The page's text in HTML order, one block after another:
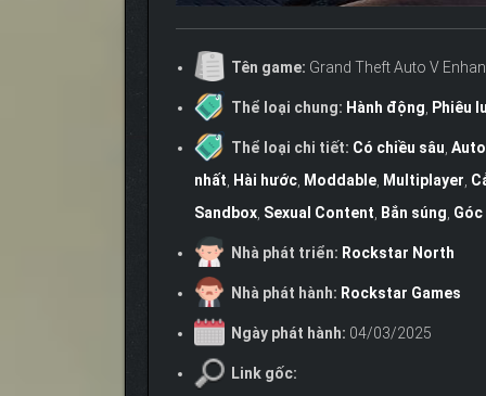
Tên game: Grand Theft Auto V
Thể loại chung: Hành động, Phiêu
Thể loại chi tiết: Có chiều sâu,
nhất, Hài hước, Moddable, Multiplayer,
Sandbox, Sexual Content, Bắn súng,
Nhà phát triển: Rockstar North
Nhà phát hành: Rockstar Games
Ngày phát hành: 04/03/2025
Link gốc: